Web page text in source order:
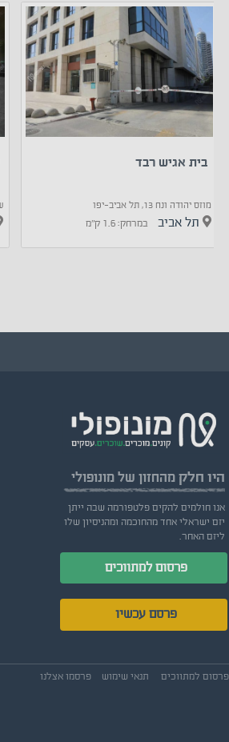
בית אגיש רבד
מוזס יהודה ונח 13, תל אביב-יפו
תל אביב במרחק: 1.6 ק"מ
היו חלקמהחזון של מונופולי
אנו חולמים להקים פלטפורמה שבה ייתן
יזם ישראלי אחד מהחוכמה ומהניסיון שלו
ליזם האחר.
פרסום למתווכים
פרסם עכשיו
פרסום למתווכים תנאי שימוש פרסמו אצלנו